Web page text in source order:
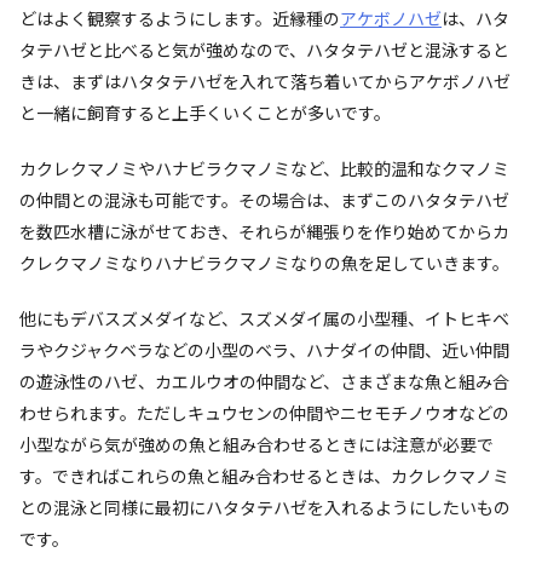
どはよく観察するようにします。近縁種のアケボノハゼは、ハタ
タテハゼと比べると気が強めなので、ハタタテハゼと混泳すると
きは、まずはハタタテハゼを入れて落ち着いてからアケボノハゼ
と一緒に飼育すると上手くいくことが多いです。
カクレクマノミやハナビラクマノミなど、比較的温和なクマノミ
の仲間との混泳も可能です。その場合は、まずこのハタタテハゼ
を数匹水槽に泳がせておき、それらが縄張りを作り始めてからカ
クレクマノミなりハナビラクマノミなりの魚を足していきます。
他にもデバスズメダイなど、スズメダイ属の小型種、イトヒキベ
ラやクジャクベラなどの小型のベラ、ハナダイの仲間、近い仲間
の遊泳性のハゼ、カエルウオの仲間など、さまざまな魚と組み合
わせられます。ただしキュウセンの仲間やニセモチノウオなどの
小型ながら気が強めの魚と組み合わせるときには注意が必要で
す。できればこれらの魚と組み合わせるときは、カクレクマノミ
との混泳と同様に最初にハタタテハゼを入れるようにしたいもの
です。